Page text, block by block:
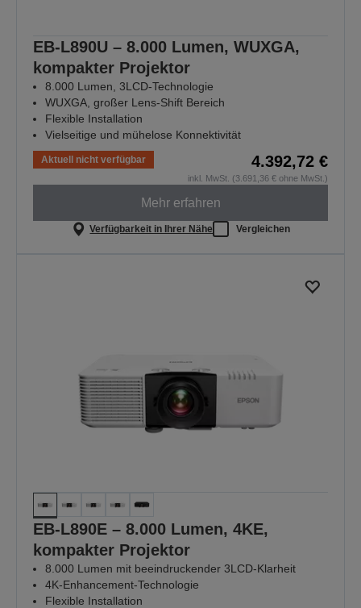
EB-L890U – 8.000 Lumen, WUXGA,
kompakter Projektor
8.000 Lumen, 3LCD-Technologie
WUXGA, großer Lens-Shift Bereich
Flexible Installation
Vielseitige und mühelose Konnektivität
Aktuell nicht verfügbar 4.392,72 €
inkl. MwSt. (3.691,36 € ohne MwSt.)
Mehr erfahren
Verfügbarkeit in Ihrer Nähe Vergleichen
EB-L890E – 8.000 Lumen, 4KE,
kompakter Projektor
8.000 Lumen mit beeindruckender 3LCD-Klarheit
4K-Enhancement-Technologie
Flexible Installation